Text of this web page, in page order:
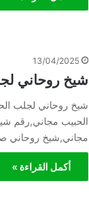
13/04/2025
شيخ روحاني
شيخ روحاني لجلب
الحبيب مجاني,رقم
مجاني,شيخ روحاني
أكمل القراءة »